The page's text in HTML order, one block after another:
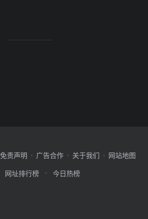
免责声明 广告合作 关于我们
网站地图
网址排行榜 今日热榜